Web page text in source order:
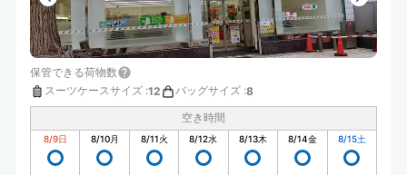
保管できる荷物数
スーツケースサイズ :12 バッグサイズ :8
空き時間
8/9日 8/10月 8/11火 8/12水 8/13木 8/14金 8/15土